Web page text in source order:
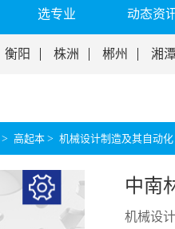
选专业 动态资
衡阳 株洲 郴州 湘
> 高起本 > 机械设计制造及其自动化
中南
机械设